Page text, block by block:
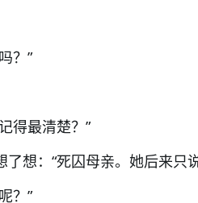
？”
得最清楚？”
了想：“死囚母亲。她后来只
？”